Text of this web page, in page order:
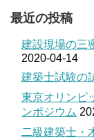
最近の投稿
建設現場の三
2020-04-14
建築士試験の
東京オリンピ
ンポジウム
二級建築士